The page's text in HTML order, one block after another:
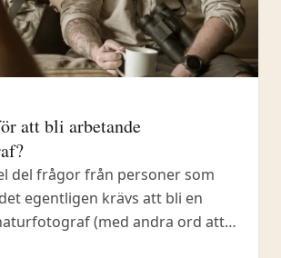
att bli arbetande
del frågor från personer som
egentligen krävs att bli en
(med andra ord att
yrket). Trots att det finns